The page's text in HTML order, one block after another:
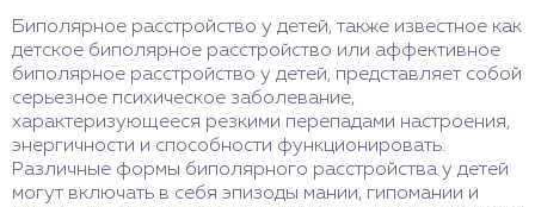
Биполярное расстройство у детей, также известное как
детское биполярное расстройство или аффективное
биполярное расстройство у детей, представляет собой
серьезное психическое заболевание,
характеризующееся резкими перепадами настроения,
энергичности и способности функционировать.
Различные формы биполярного расстройства у детей
могут включать в себя эпизоды мании, гипомании и